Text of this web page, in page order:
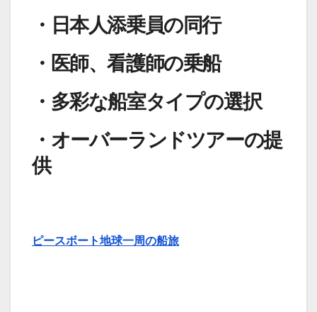
・日本人添乗員の同行
・医師、看護師の乗船
・多彩な船室タイプの選択
・オーバーランドツアーの提
供
ピースボート地球一周の船旅